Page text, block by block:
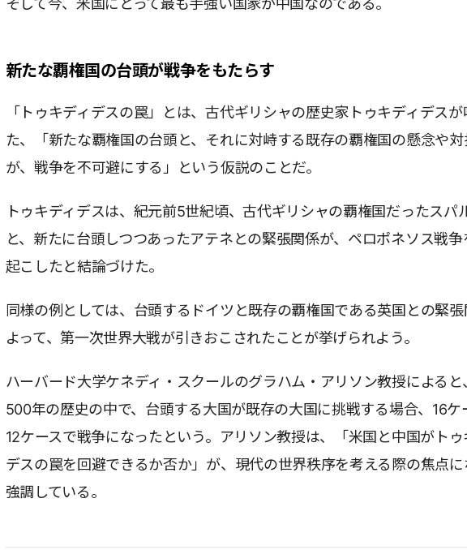
そして今、米国にとって最も手強い国家が中国なのである。
新たな覇権国の台頭が戦争をもたらす
「トゥキディデスの罠」とは、古代ギリシャの歴史家トゥキディデスが
た、「新たな覇権国の台頭と、それに対峙する既存の覇権国の懸念や対
が、戦争を不可避にする」という仮説のことだ。
トゥキディデスは、紀元前5世紀頃、古代ギリシャの覇権国だったスパ
と、新たに台頭しつつあったアテネとの緊張関係が、ペロポネソス戦争
起こしたと結論づけた。
同様の例としては、台頭するドイツと既存の覇権国である英国との緊張
よって、第一次世界大戦が引きおこされたことが挙げられよう。
ハーバード大学ケネディ・スクールのグラハム・アリソン教授によると
500年の歴史の中で、台頭する大国が既存の大国に挑戦する場合、16ケ
12ケースで戦争になったという。アリソン教授は、「米国と中国がトゥ
デスの罠を回避できるか否か」が、現代の世界秩序を考える際の焦点に
強調している。